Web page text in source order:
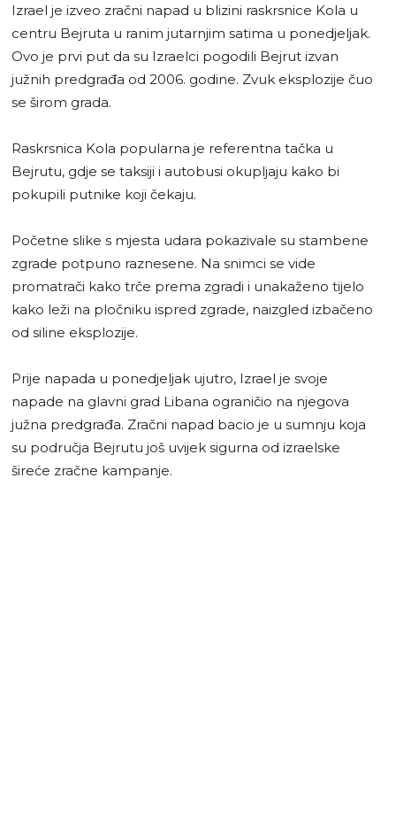
Izrael je izveo zračni napad u blizini raskrsnice Kola u
centru Bejruta u ranim jutarnjim satima u ponedjeljak.
Ovo je prvi put da su Izraelci pogodili Bejrut izvan
južnih predgrađa od 2006. godine. Zvuk eksplozije čuo
se širom grada.
Raskrsnica Kola popularna je referentna tačka u
Bejrutu, gdje se taksiji i autobusi okupljaju kako bi
pokupili putnike koji čekaju.
Početne slike s mjesta udara pokazivale su stambene
zgrade potpuno raznesene. Na snimci se vide
promatrači kako trče prema zgradi i unakaženo tijelo
kako leži na pločniku ispred zgrade, naizgled izbačeno
od siline eksplozije.
Prije napada u ponedjeljak ujutro, Izrael je svoje
napade na glavni grad Libana ograničio na njegova
južna predgrađa. Zračni napad bacio je u sumnju koja
su područja Bejrutu još uvijek sigurna od izraelske
šireće zračne kampanje.